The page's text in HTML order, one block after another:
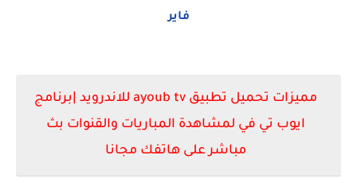
فاير
مميزات تحميل تطبيق ayoub tv للاندرويد |برنامج
ايوب تي في لمشاهدة المباريات والقنوات بث
مباشر على هاتفك مجانا